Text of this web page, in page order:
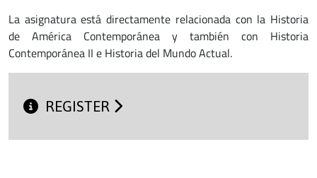
La asignatura está directamente relacionada con la Historia
de América Contemporánea y también con Historia
Contemporánea II e Historia del Mundo Actual.
REGISTER